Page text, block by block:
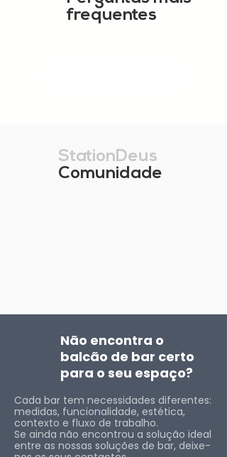
frequentes
StationDeus
Comunidade
Não encontra o
balcão de bar certo
para o seu espaço?
Cada bar tem necessidades diferentes:
medidas, funcionalidade, estética,
contexto e fluxo de trabalho.
Se ainda não encontrou a solução ideal
entre as nossas soluções de bar, deixe-